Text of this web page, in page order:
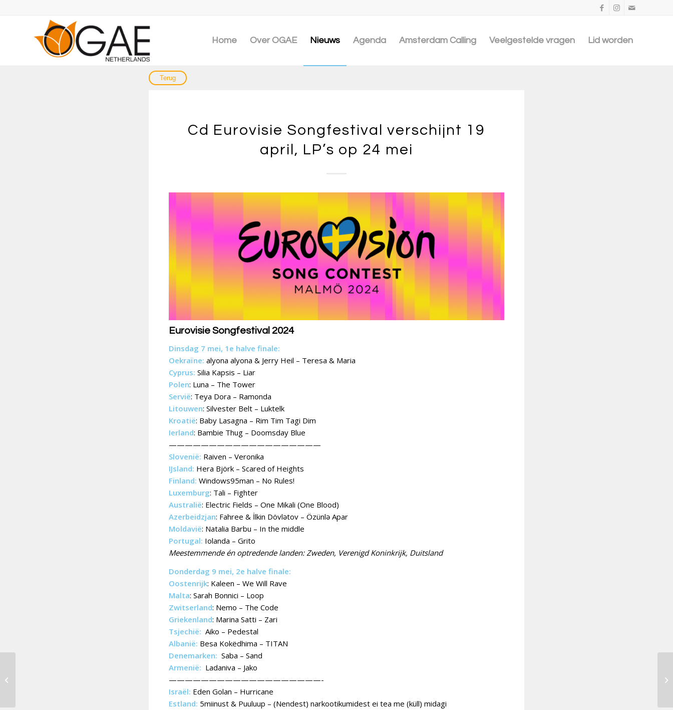
Home Over OGAE Nieuws Agenda Amsterdam Calling Veelgestelde vragen Lid worden
Cd Eurovisie Songfestival verschijnt 19
april, LP’s op 24 mei
Eurovisie Songfestival 2024
Dinsdag 7 mei, 1e halve finale:
Oekraïne: alyona alyona & Jerry Heil – Teresa & Maria
Cyprus: Silia Kapsis – Liar
Polen: Luna – The Tower
Servië: Teya Dora – Ramonda
Litouwen: Silvester Belt – Luktelk
Kroatië: Baby Lasagna – Rim Tim Tagi Dim
Ierland: Bambie Thug – Doomsday Blue
———————————————————
Slovenië: Raiven – Veronika
IJsland: Hera Björk – Scared of Heights
Finland: Windows95man – No Rules!
Luxemburg: Tali – Fighter
Australië: Electric Fields – One Mikali (One Blood)
Azerbeidzjan: Fahree & İlkin Dövlətov – Özünlə Apar
Moldavië: Natalia Barbu – In the middle
Portugal: Iolanda – Grito
Meestemmende én optredende landen: Zweden, Verenigd Koninkrijk, Duitsland
Donderdag 9 mei, 2e halve finale:
Oostenrijk: Kaleen – We Will Rave
Malta: Sarah Bonnici – Loop
Zwitserland: Nemo – The Code
Griekenland: Marina Satti – Zari
Tsjechië: Aiko – Pedestal
Albanië: Besa Kokëdhima – TITAN
Denemarken: Saba – Sand
Armenië: Ladaniva – Jako
———————————————————-
Israël: Eden Golan – Hurricane
Estland: 5miinust & Puuluup – (Nendest) narkootikumidest ei tea me (küll) midagi